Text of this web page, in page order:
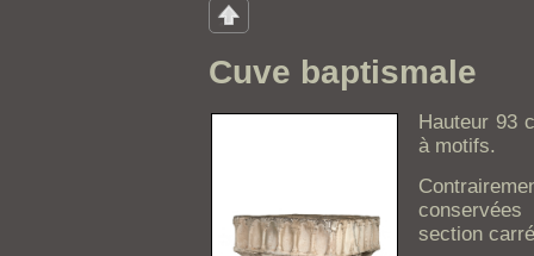
Cuve baptismale
Hauteur 93
à motifs.
section